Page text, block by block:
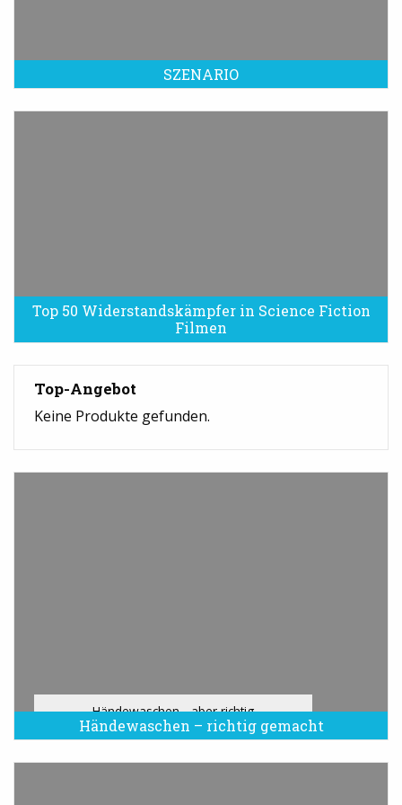
SZENARIO
Top 50 Widerstandskämpfer in Science Fiction
Filmen
Top-Angebot
Keine Produkte gefunden.
Händewaschen – richtig gemacht
Händewaschen - aber richtig